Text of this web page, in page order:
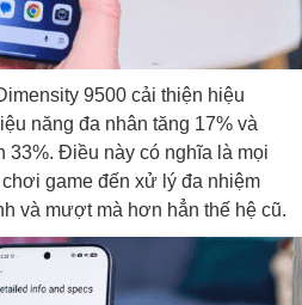
9500 cải thiện hiệu
năng đa nhân tăng 17% và
33%. Điều này có nghĩa là mọi
game đến xử lý đa nhiệm
và mượt mà hơn hẳn thế hệ cũ.